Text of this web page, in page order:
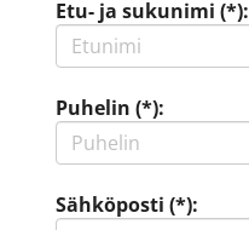
Etu- ja sukunimi (*):
Puhelin (*):
Sähköposti (*):